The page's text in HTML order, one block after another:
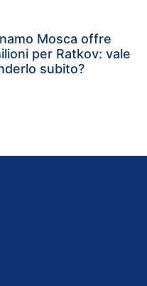
Mosca offre
per Ratkov: vale
subito?